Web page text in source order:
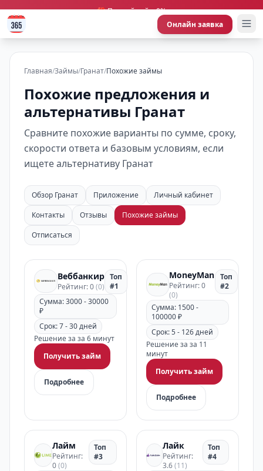
🎁 Первый займ 0%
Онлайн заявка
Главная/Займы/Гранат/Похожие займы
Похожие предложения и
альтернативы Гранат
Сравните похожие варианты по сумме, сроку,
скорости ответа и базовым условиям, если
ищете альтернативу Гранат
Обзор Гранат Приложение
Личный кабинет
Контакты
Отзывы
Похожие займы
Отписаться
Веббанкир
Рейтинг: 0(0)
Топ
#1
Сумма: 3000 - 30000
₽
Срок: 7 - 30 дней
Решение за за 6 минут
Получить займ
Подробнее
MoneyMan
Рейтинг: 0
(0)
Топ
#2
Сумма: 1500 -
100000 ₽
Срок: 5 - 126 дней
Решение за за 11
минут
Получить займ
Подробнее
Лайм
Рейтинг:
0(0)
Топ
#3
Лайк
Рейтинг:
3.6(11)
Топ
#4